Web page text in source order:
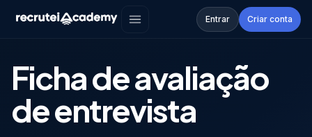
Entrar Criar conta
Ficha de avaliação de ent...
Ficha de avaliação
de entrevista